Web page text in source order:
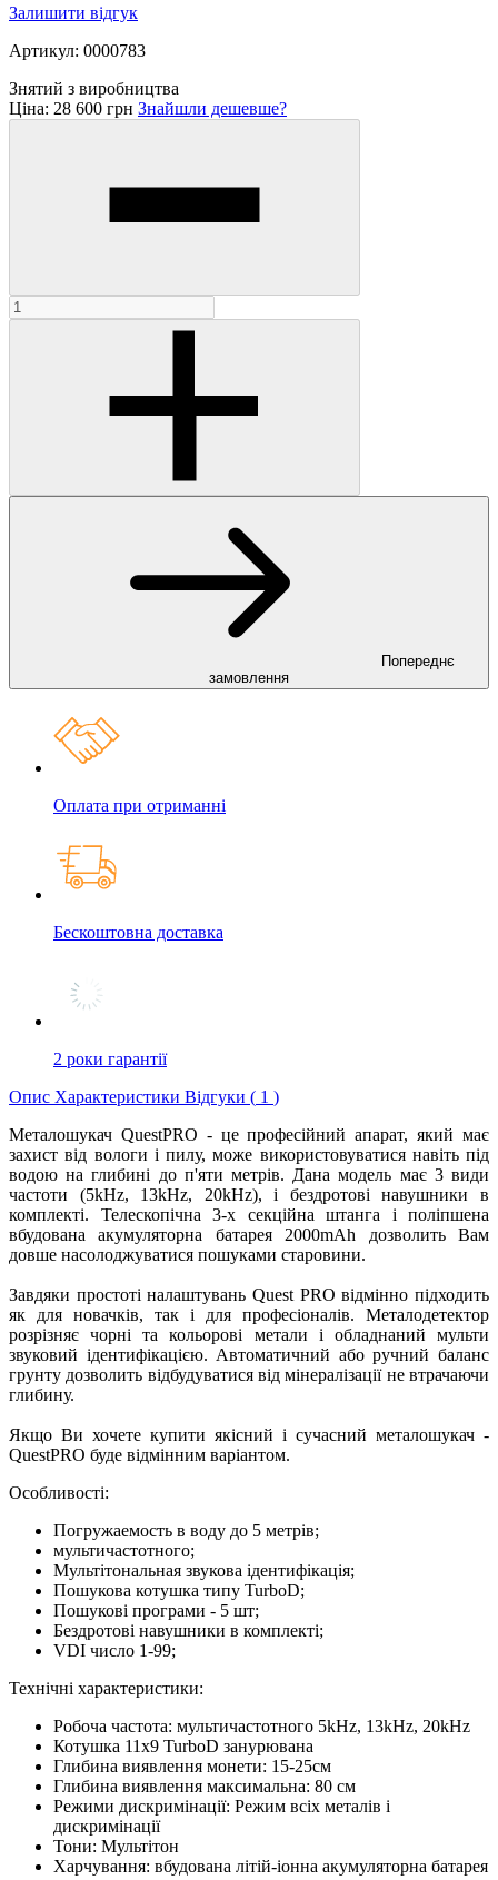
Залишити відгук
Артикул: 0000783
Знятий з виробництва
Ціна: 28 600 грн Знайшли дешевше?
Попереднє
замовлення
Оплата при отриманні
Бескоштовна доставка
2 роки гарантії
Опис Характеристики Відгуки ( 1 )
Металошукач QuestPRO - це професійний апарат, який має
захист від вологи і пилу, може використовуватися навіть під
водою на глибині до п'яти метрів. Дана модель має 3 види
частоти (5kHz, 13kHz, 20kHz), і бездротові навушники в
комплекті. Телескопічна 3-х секційна штанга і поліпшена
вбудована акумуляторна батарея 2000mAh дозволить Вам
довше насолоджуватися пошуками старовини.
Завдяки простоті налаштувань Quest PRO відмінно підходить
як для новачків, так і для професіоналів. Металодетектор
розрізняє чорні та кольорові метали і обладнаний мульти
звуковий ідентифікацією. Автоматичний або ручний баланс
грунту дозволить відбудуватися від мінералізації не втрачаючи
глибину.
Якщо Ви хочете купити якісний і сучасний металошукач -
QuestPRO буде відмінним варіантом.
Особливості:
Погружаемость в воду до 5 метрів;
мультичастотного;
Мультітональная звукова ідентифікація;
Пошукова котушка типу TurboD;
Пошукові програми - 5 шт;
Бездротові навушники в комплекті;
VDI число 1-99;
Технічні характеристики:
Робоча частота: мультичастотного 5kHz, 13kHz, 20kHz
Котушка 11x9 TurboD занурювана
Глибина виявлення монети: 15-25см
Глибина виявлення максимальна: 80 см
Режими дискримінації: Режим всіх металів і
дискримінації
Тони: Мультітон
Харчування: вбудована літій-іонна акумуляторна батарея